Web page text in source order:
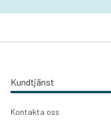
Kundtjänst
Kontakta oss